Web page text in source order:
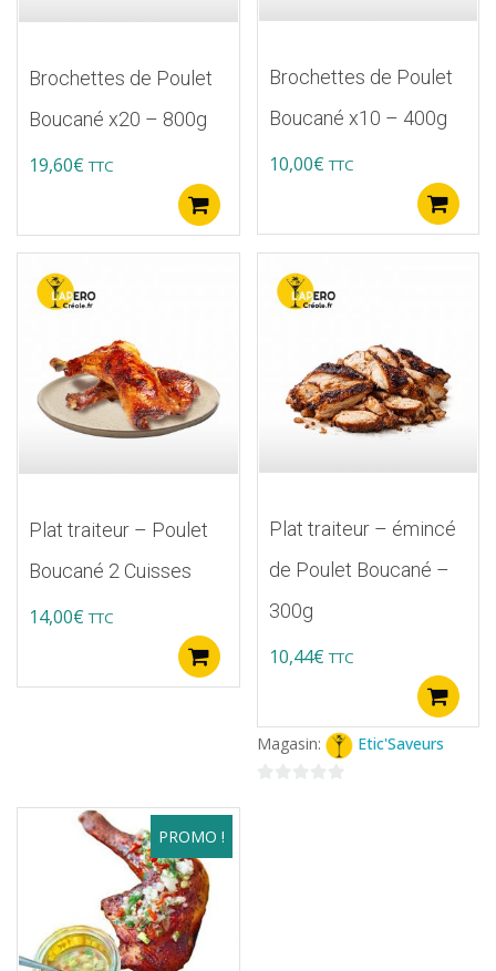
Brochettes de Poulet
Boucané x20 – 800g
19,60€ TTC
Brochettes de Poulet
Boucané x10 – 400g
10,00€ TTC
Plat traiteur – Poulet
Boucané 2 Cuisses
14,00€ TTC
Ajouter au panier
Plat traiteur – émincé
de Poulet Boucané –
300g
10,44€ TTC
Magasin: Etic'Saveurs
PROMO !